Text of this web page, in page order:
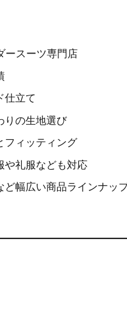
ースーツ専門店
仕立て
りの生地選び
フィッティング
や礼服なども対応
ど幅広い商品ラインナッ